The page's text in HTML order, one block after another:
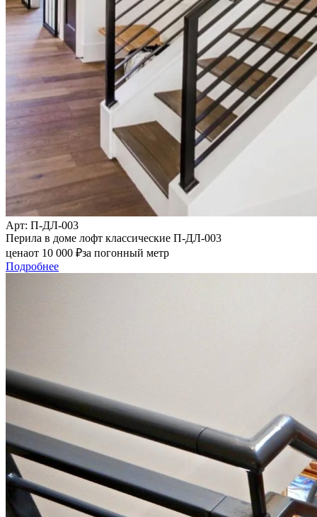
Арт: П-ДЛ-003
Перила в доме лофт классические П-ДЛ-003
ценаот 10 000 ₽за погонный метр
Подробнее